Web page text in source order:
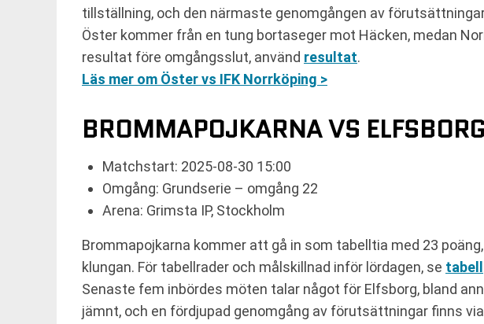
tillställning, och den närmaste genomgången av
Öster kommer från en tung bortaseger mot Häcken, medan
resultat före omgångsslut, använd resultat.
Läs mer om Öster vs IFK Norrköping >
BROMMAPOJKARNA VS ELFSBORG
Matchstart: 2025-08-30 15:00
Omgång: Grundserie – omgång 22
Arena: Grimsta IP, Stockholm
Brommapojkarna kommer att gå in som tabelltia med 23
klungan. För tabellrader och målskillnad inför lördagen, se tabell
Senaste fem inbördes möten talar något för Elfsborg, bland
jämnt, och en fördjupad genomgång av förutsättningar finns via